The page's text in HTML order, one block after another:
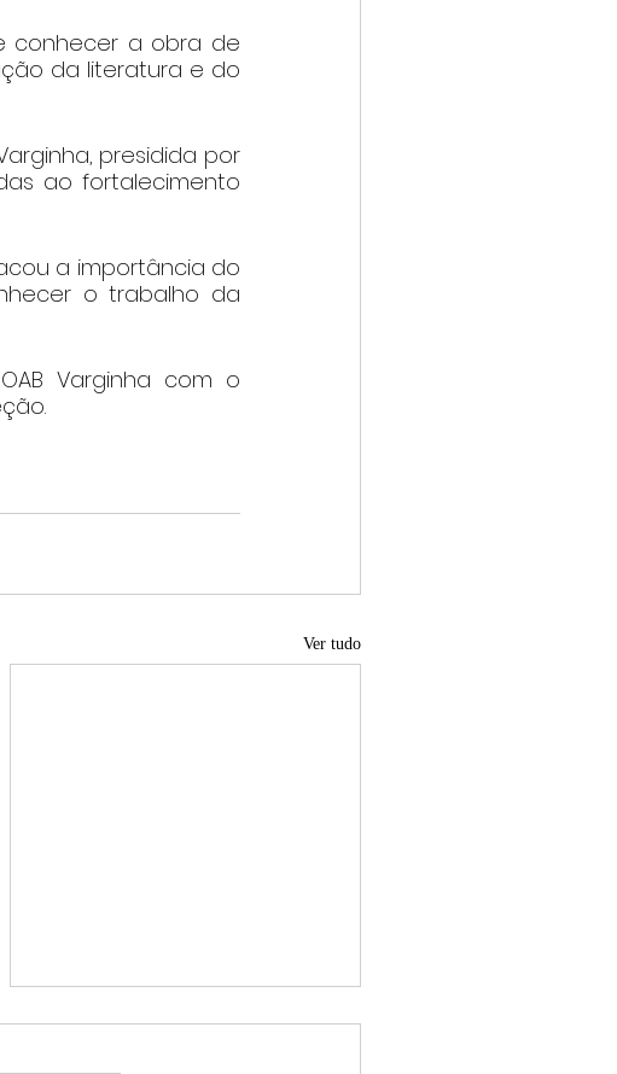
conhecer a obra de
da literatura e do
presidida por
ao fortalecimento
a importância do
o trabalho da
Varginha com o
Ver tudo